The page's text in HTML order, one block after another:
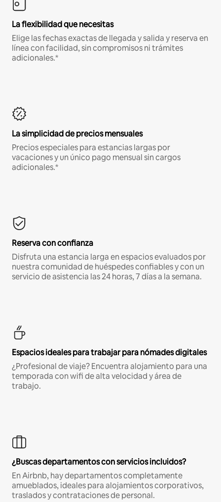
La flexibilidad que necesitas
Elige las fechas exactas de llegada y salida y reserva en
línea con facilidad, sin compromisos ni trámites
adicionales.*
La simplicidad de precios mensuales
Precios especiales para estancias largas por
vacaciones y un único pago mensual sin cargos
adicionales.*
Reserva con confianza
Disfruta una estancia larga en espacios evaluados por
nuestra comunidad de huéspedes confiables y con un
servicio de asistencia las 24 horas, 7 días a la semana.
Espacios ideales para trabajar para nómades digitales
¿Profesional de viaje? Encuentra alojamiento para una
temporada con wifi de alta velocidad y área de
trabajo.
¿Buscas departamentos con servicios incluidos?
En Airbnb, hay departamentos completamente
amueblados, ideales para alojamientos corporativos,
traslados y contrataciones de personal.